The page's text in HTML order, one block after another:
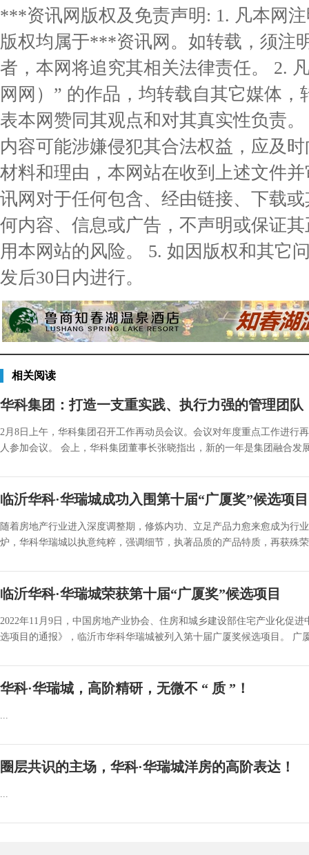
***资讯网版权及免责声明: 1. 凡本网
版权均属于***资讯网。如转载，须注
者，本网将追究其相关法律责任。 2.
网网）” 的作品，均转载自其它媒体
表本网赞同其观点和对其真实性负责
内容可能涉嫌侵犯其合法权益，应及
材料和理由，本网站在收到上述文件
讯网对于任何包含、经由链接、下载
何内容、信息或广告，不声明或保证
用本网站的风险。 5. 如因版权和其它
发后30日内进行。
相关阅读
华科集团：打造一支重实践、执行力强的管理团队
2月8日上午，华科集团召开工作再动员会议。会议对年度重点工作进行
人参加会议。 会上，华科集团董事长张晓指出，新的一年是集团融合发
临沂华科·华瑞城成功入围第十届“广厦奖”候选项
随着房地产行业进入深度调整期，修炼内功、立足产品力愈来愈成为行
炉，华科华瑞城以执意纯粹，强调细节，执著品质的产品特质，再获殊
临沂华科·华瑞城荣获第十届“广厦奖”候选项目
2022年11月9日，中国房地产业协会、住房和城乡建设部住宅产业化促
选项目的通报》，临沂市华科华瑞城被列入第十届广厦奖候选项目。 广
华科·华瑞城，高阶精研，无微不 “ 质 ”！
...
圈层共识的主场，华科·华瑞城洋房的高阶表达！
...